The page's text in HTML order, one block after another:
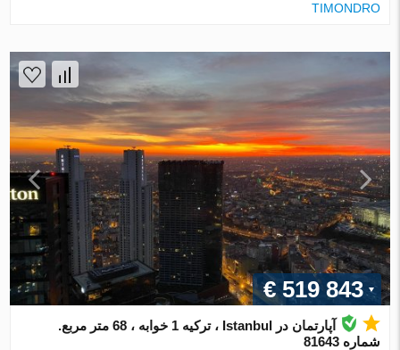
TIMONDRO
€ 519 843
آپارتمان در Istanbul ، ترکیه 1 خوابه ، 68 متر مربع.
شماره 81643